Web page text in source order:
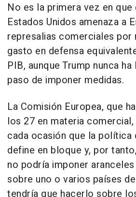
No es la primera vez en
Estados Unidos amenaza a
represalias comerciales por
gasto en defensa
PIB, aunque Trump nunca
paso de imponer medidas.
La Comisión Europea, que
los 27 en materia
cada ocasión que la política
define en bloque y, por
no podría imponer
sobre uno o varios países
tendría que hacerlo sobre